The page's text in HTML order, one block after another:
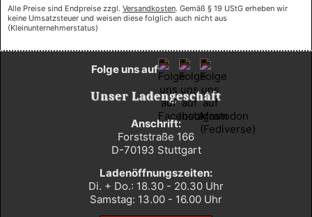
Alle Preise sind Endpreise zzgl. Versandkosten. Gemäß § 19 UStG erheben wir
keine Umsatzsteuer und weisen diese folglich auch nicht aus
(Kleinunternehmerstatus)
Unser Ladengeschäft
Anschrift:
Forststraße 166
D-70193 Stuttgart
Ladenöffnungszeiten:
Di. + Do.: 18.30 - 20.30 Uhr
Samstag: 13.00 - 16.00 Uhr
Folge uns auf